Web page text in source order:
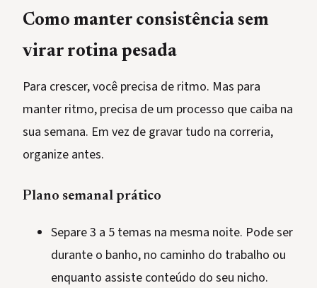
Como manter consistência sem
virar rotina pesada
Para crescer, você precisa de ritmo. Mas para
manter ritmo, precisa de um processo que caiba na
sua semana. Em vez de gravar tudo na correria,
organize antes.
Plano semanal prático
Separe 3 a 5 temas na mesma noite. Pode ser
durante o banho, no caminho do trabalho ou
enquanto assiste conteúdo do seu nicho.